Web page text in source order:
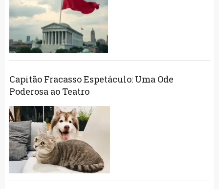
Capitão Fracasso Espetáculo: Uma Ode
Poderosa ao Teatro